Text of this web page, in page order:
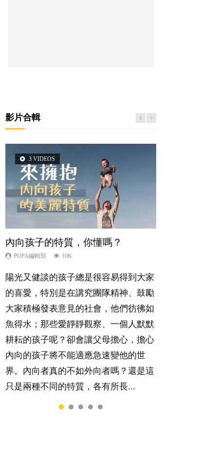
影片合輯
3 VIDEOS
內向孩子的特質，你懂嗎？
POPA編輯部 10K
陽光又健談的孩子總是很容易得到大家
的喜愛，特別是在講究團隊精神、鼓勵
大家積極發表意見的社會，他們彷彿如
魚得水；那些愛靜靜觀察、一個人默默
耕耘的孩子呢？卻會讓父母擔心，擔心
內向的孩子將不能適應急速變他的世
界。內向者真的不如外向者嗎？還是這
只是兩種不同的特質，各有所長...
5 VIDEOS
夫妻必看！經營婚姻，沒捷徑
POPA編輯部 22.9K
你是不是也曾經以為只要跟相愛的人結
婚，就自然能走到白頭，但生了孩子卻
發現事情不如你所料？ 經營婚姻，不
如我們想像的簡單，卻也不是大家說得
那麼難。一起來認識婚姻的真相！...
14 VIDEOS
新手父母不用怕
POPA編輯部 16.3K
相信許多人初為人父母，由懷孕開始到
孩子呱呱落地，心中都有數之不盡的問
題～這裡一次過集合我們以往製作過的
相關短片。 這段路讓我們跟你同行～...
2 VIDEOS
想孩子學好外語，點做好？
POPA編輯部 9.9K
有人話學多種語言越早開始越好，有人
卻說一時間太多語言，會令孩子感到混
淆，到底誰是誰非？聽聽專家怎樣說，
解開語言學習的迷思～...
6 VIDEOS
孩子能力天注定？
POPA編輯部 7.9K
很多父母都希望孩子係個「叻仔叻
女」，學業別太差，日常自理井井有
條。這樣的孩子是萬中無一，還是魚與
熊掌，不能兼得？...